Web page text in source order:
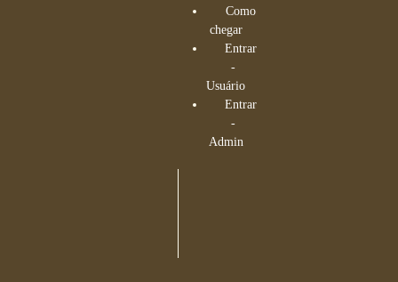
Como
chegar
Entrar
-
Usuário
Entrar
-
Admin